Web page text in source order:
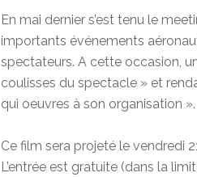
En mai dernier s’est tenu le
importants événements
spectateurs. A cette occasion,
coulisses du spectacle » et
qui oeuvres à son organisation ».
Ce film sera projeté le vendredi
L’entrée est gratuite (dans la